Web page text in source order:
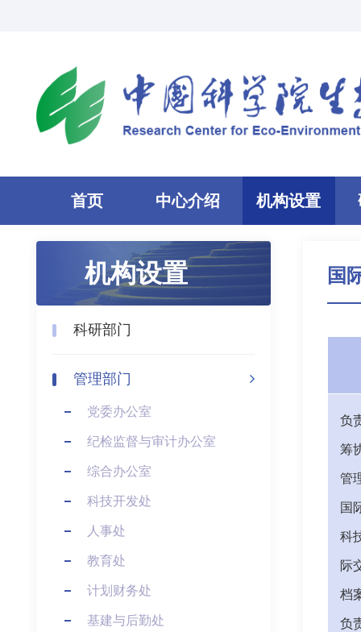
首页 中心介绍 机构设置
机构设置
科研部门
管理部门
党委办公室
纪检监督与审计办公室
综合办公室
科技开发处
人事处
教育处
计划财务处
基建与后勤处
国
负
筹
管
国
科
际
档
负